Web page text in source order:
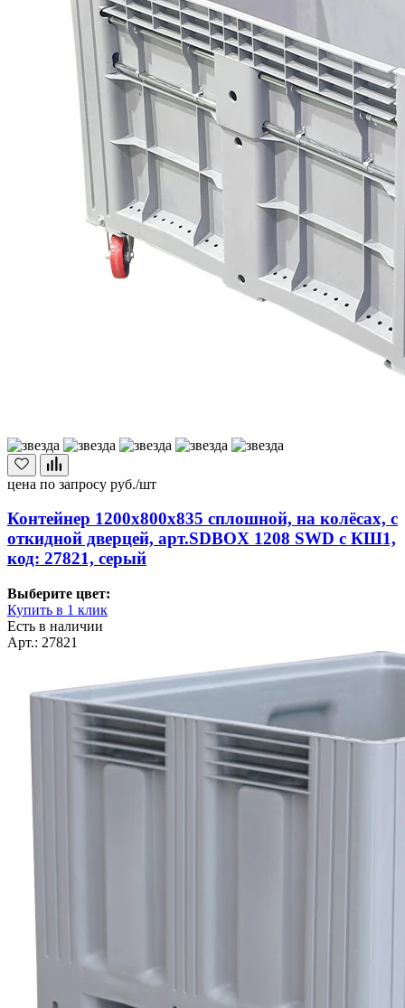
цена по запросу руб./шт
Контейнер 1200х800х835 сплошной, на колёсах, с
откидной дверцей, арт.SDBOX 1208 SWD с КШ1,
код: 27821, серый
Выберите цвет:
Купить в 1 клик
Есть в наличии
Арт.: 27821